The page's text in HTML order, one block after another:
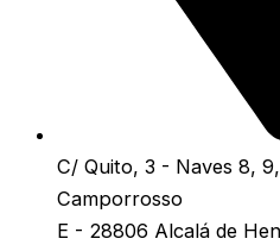
C/ Quito, 3 - Naves 8,
Camporrosso
E - 28806 Alcalá de